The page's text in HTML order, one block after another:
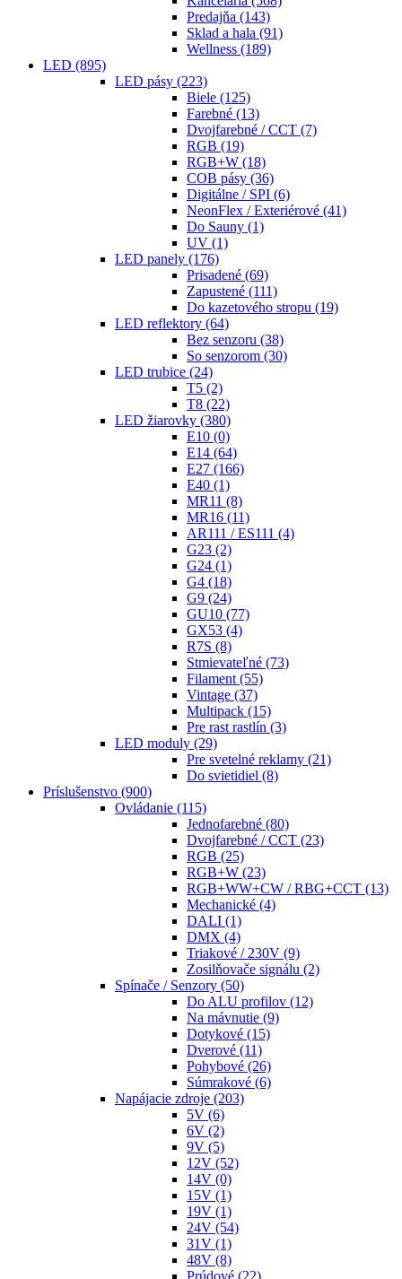
Predajňa (143)
Sklad a hala (91)
Wellness (189)
LED (895)
LED pásy (223)
Biele (125)
Farebné (13)
Dvojfarebné / CCT (7)
RGB (19)
RGB+W (18)
COB pásy (36)
Digitálne / SPI (6)
NeonFlex / Exteriérové (41)
Do Sauny (1)
UV (1)
LED panely (176)
Prisadené (69)
Zapustené (111)
Do kazetového stropu (19)
LED reflektory (64)
Bez senzoru (38)
So senzorom (30)
LED trubice (24)
T5 (2)
T8 (22)
LED žiarovky (380)
E10 (0)
E14 (64)
E27 (166)
E40 (1)
MR11 (8)
MR16 (11)
AR111 / ES111 (4)
G23 (2)
G24 (1)
G4 (18)
G9 (24)
GU10 (77)
GX53 (4)
R7S (8)
Stmievateľné (73)
Filament (55)
Vintage (37)
Multipack (15)
Pre rast rastlín (3)
LED moduly (29)
Pre svetelné reklamy (21)
Do svietidiel (8)
Príslušenstvo (900)
Ovládanie (115)
Jednofarebné (80)
Dvojfarebné / CCT (23)
RGB (25)
RGB+W (23)
RGB+WW+CW / RBG+CCT (13)
Mechanické (4)
DALI (1)
DMX (4)
Triakové / 230V (9)
Zosilňovače signálu (2)
Spínače / Senzory (50)
Do ALU profilov (12)
Na mávnutie (9)
Dotykové (15)
Dverové (11)
Pohybové (26)
Súmrakové (6)
Napájacie zdroje (203)
5V (6)
6V (2)
9V (5)
12V (52)
14V (0)
15V (1)
19V (1)
24V (54)
31V (1)
48V (8)
Prúdové (22)